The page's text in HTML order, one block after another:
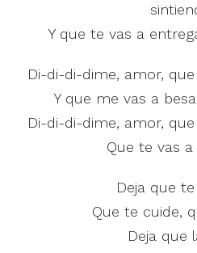
Y que te vas a
Di-di-di-dime, amor,
Y que me vas a
Di-di-di-dime, amor,
Que te vas
Deja que
Que te cuide,
Deja que